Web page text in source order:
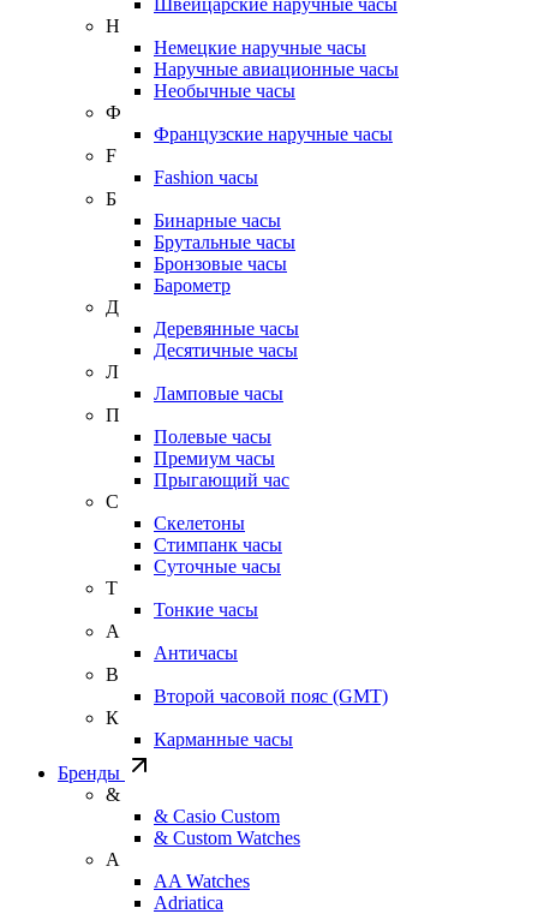
Швейцарские наручные часы
Н
Немецкие наручные часы
Наручные авиационные часы
Необычные часы
Ф
Французские наручные часы
F
Fashion часы
Б
Бинарные часы
Брутальные часы
Бронзовые часы
Барометр
Д
Деревянные часы
Десятичные часы
Л
Ламповые часы
П
Полевые часы
Премиум часы
Прыгающий час
С
Скелетоны
Стимпанк часы
Суточные часы
Т
Тонкие часы
А
Античасы
В
Второй часовой пояс (GMT)
К
Карманные часы
Бренды
&
& Casio Custom
& Custom Watches
A
AA Watches
Adriatica